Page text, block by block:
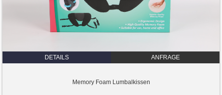
DETAILS ANFRAGE
Memory Foam Lumbalkissen